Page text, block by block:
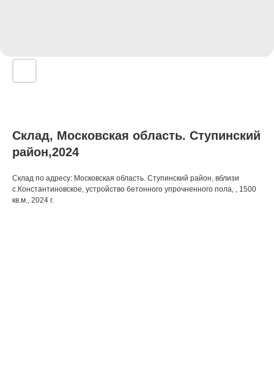
Склад, Московская область. Ступинский
район,2024
Склад по адресу: Московская область. Ступинский район, вблизи
с.Константиновское, устройство бетонного упрочненного пола, , 1500
кв.м., 2024 г.